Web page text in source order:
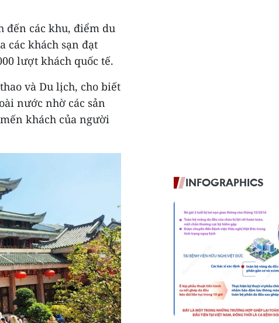
đến các khu, điểm du
các khách sạn đạt
lượt khách quốc tế.
và Du lịch, cho biết
nước nhờ các sản
khách của người
INFOGRAPHICS